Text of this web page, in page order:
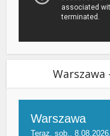
Warszawa